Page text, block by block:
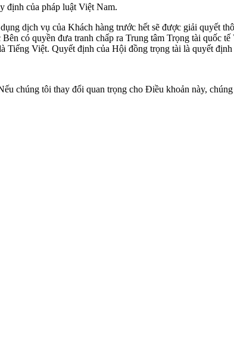
định của pháp luật Việt Nam.
dịch vụ của Khách hàng trước hết sẽ được giải quyết
có quyền đưa tranh chấp ra Trung tâm Trọng tài
Tiếng Việt. Quyết định của Hội đồng trọng tài là quyết
chúng tôi thay đổi quan trọng cho Điều khoản này,